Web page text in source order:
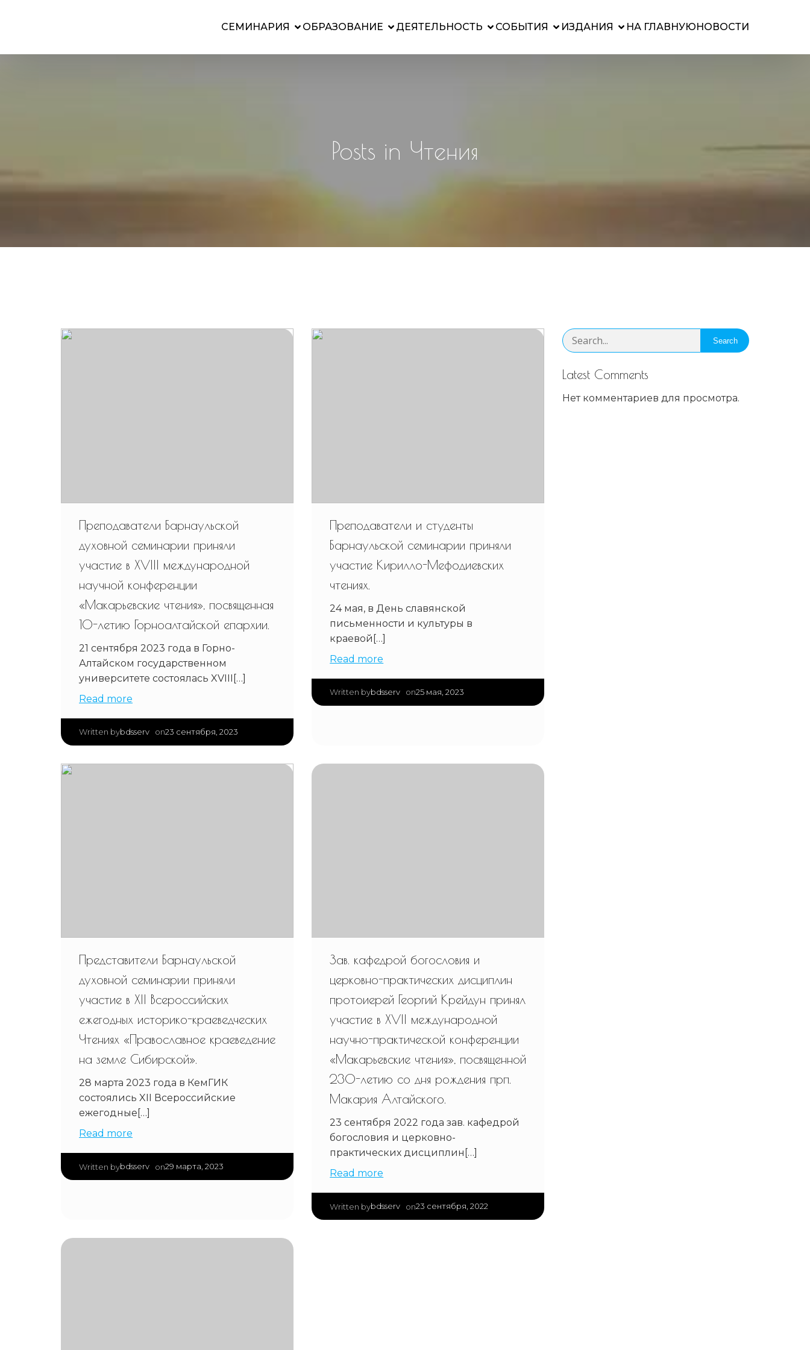
СЕМИНАРИЯ ОБРАЗОВАНИЕ ДЕЯТЕЛЬНОСТЬ СОБЫТИЯ ИЗДАНИЯ НА ГЛАВНУЮНОВОСТИ
Posts in Чтения
Преподаватели Барнаульской
духовной семинарии приняли
участие в XVIII международной
научной конференции
«Макарьевские чтения», посвященная
10-летию Горноалтайской епархии.
21 сентября 2023 года в Горно-
Алтайском государственном
университете состоялась XVIII[…]
Read more
Written bybdsserv on23 сентября, 2023
Преподаватели и студенты
Барнаульской семинарии приняли
участие Кирилло-Мефодиевских
чтениях.
24 мая, в День славянской
письменности и культуры в
краевой[…]
Read more
Written bybdsserv on25 мая, 2023
Представители Барнаульской
духовной семинарии приняли
участие в XII Всероссийских
ежегодных историко-краеведческих
Чтениях «Православное краеведение
на земле Сибирской».
28 марта 2023 года в КемГИК
состоялись XII Всероссийские
ежегодные[…]
Read more
Written bybdsserv on29 марта, 2023
Зав. кафедрой богословия и
церковно-практических дисциплин
протоиерей Георгий Крейдун принял
участие в XVII международной
научно-практической конференции
«Макарьевские чтения», посвященной
230-летию со дня рождения прп.
Макария Алтайского.
23 сентября 2022 года зав. кафедрой
богословия и церковно-
практических дисциплин[…]
Read more
Written bybdsserv on23 сентября, 2022
Search
Latest Comments
Нет комментариев для просмотра.